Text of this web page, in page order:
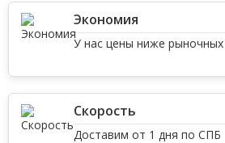
Экономия
У нас цены ниже рыночных
Скорость
Доставим от 1 дня по СПБ